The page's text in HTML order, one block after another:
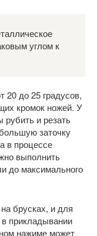
углом к
20 до 25 градусов,
кромок ножей. У
рубить и резать
заточку
в процессе
выполнить
до максимального
брусках, и для
прикладывании
нажиме может